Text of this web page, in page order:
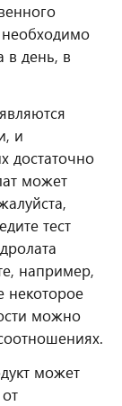
необходимо
в день, в
и
достаточно
может
тест
например,
некоторое
можно
может